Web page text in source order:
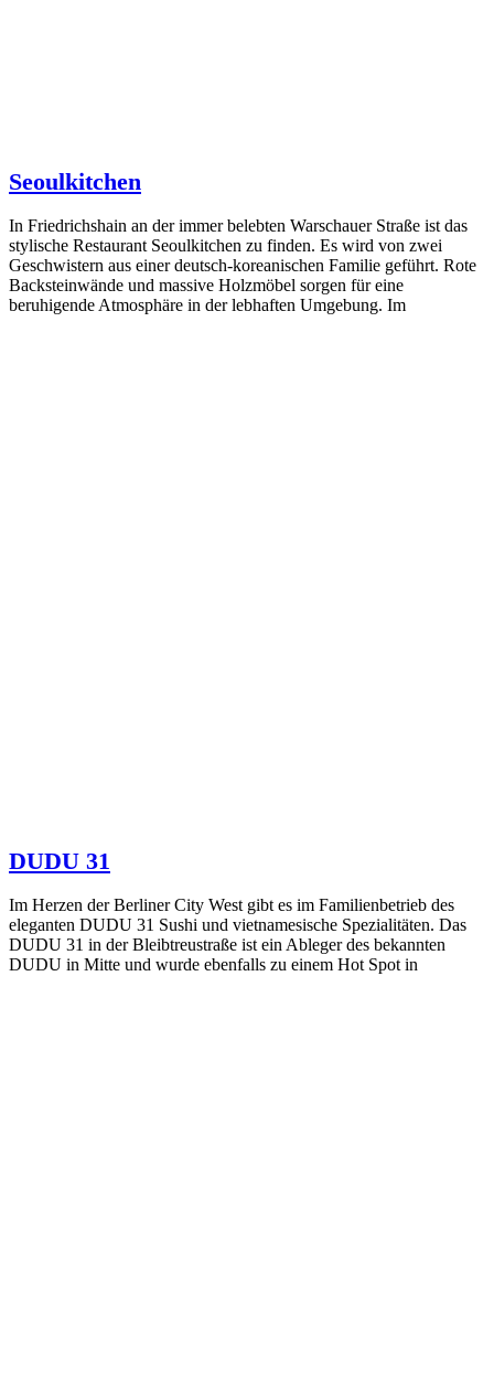
Seoulkitchen
In Friedrichshain an der immer belebten Warschauer Straße ist das
stylische Restaurant Seoulkitchen zu finden. Es wird von zwei
Geschwistern aus einer deutsch-koreanischen Familie geführt. Rote
Backsteinwände und massive Holzmöbel sorgen für eine
beruhigende Atmosphäre in der lebhaften Umgebung. Im
DUDU 31
Im Herzen der Berliner City West gibt es im Familienbetrieb des
eleganten DUDU 31 Sushi und vietnamesische Spezialitäten. Das
DUDU 31 in der Bleibtreustraße ist ein Ableger des bekannten
DUDU in Mitte und wurde ebenfalls zu einem Hot Spot in